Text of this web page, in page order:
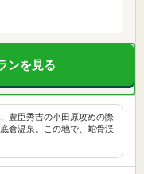
ンを見る
豊臣秀吉の小田原攻めの際
倉温泉。この地で、蛇骨渓